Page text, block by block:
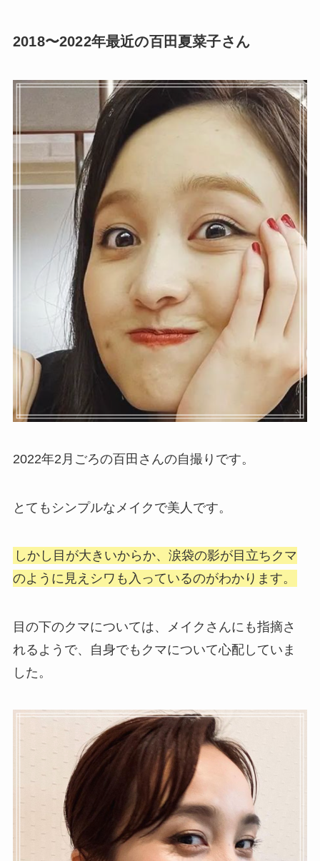
2018〜2022年最近の百田夏菜子さん
2022年2月ごろの百田さんの自撮りです。
とてもシンプルなメイクで美人です。
しかし目が大きいからか、涙袋の影が目立ちクマ
のように見えシワも入っているのがわかります。
目の下のクマについては、メイクさんにも指摘さ
れるようで、自身でもクマについて心配していま
した。